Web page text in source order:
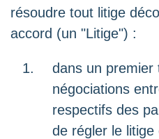
résoudre tout litige
accord (un "Litige") :
dans un premier
négociations
respectifs des
de régler le